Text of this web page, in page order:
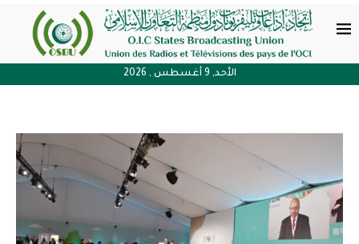
الأحد, 9 أغسطس , 2026